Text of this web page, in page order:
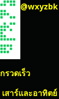
@wxyzbk
วดเร็ว
สาร์และอาทิตย์